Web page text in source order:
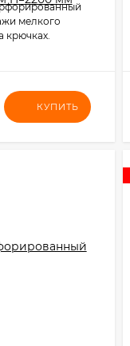
мелкого
крючках.
КУПИТЬ